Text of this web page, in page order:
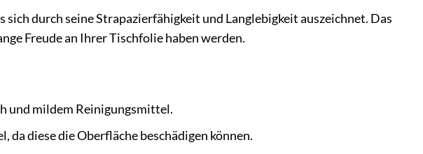
durch seine Strapazierfähigkeit und Langlebigkeit auszeichnet. Das
Freude an Ihrer Tischfolie haben werden.
und mildem Reinigungsmittel.
diese die Oberfläche beschädigen können.